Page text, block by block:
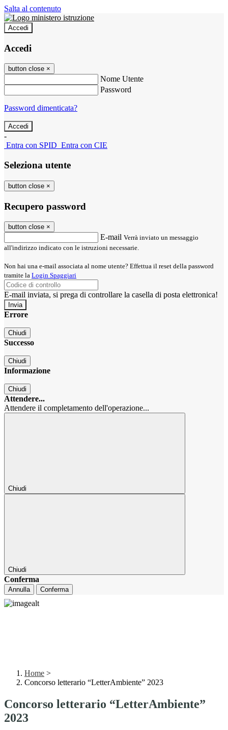
Salta al contenuto
Accedi
Accedi
button close ×
Nome Utente
Password
Password dimenticata?
-
Entra con SPID Entra con CIE
Seleziona utente
button close ×
Recupero password
button close ×
E-mail Verrà inviato un messaggio
all'indirizzo indicato con le istruzioni necessarie.
Non hai una e-mail associata al nome utente? Effettua il reset della password
tramite la Login Spaggiari
E-mail inviata, si prega di controllare la casella di posta elettronica!
Errore
Chiudi
Successo
Chiudi
Informazione
Chiudi
Attendere...
Attendere il completamento dell'operazione...
Chiudi
Chiudi
Conferma
Annulla Conferma
Home >
Concorso letterario “LetterAmbiente” 2023
Concorso letterario “LetterAmbiente”
2023